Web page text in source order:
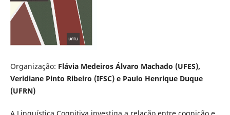
Organização: Flávia Medeiros Álvaro Machado (UFES),
Veridiane Pinto Ribeiro (IFSC) e Paulo Henrique Duque
(UFRN)